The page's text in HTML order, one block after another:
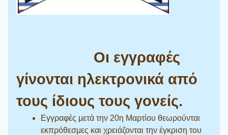
Οι εγγραφές
γίνονται ηλεκτρονικά από
τους ίδιους τους γονείς.
Εγγραφές μετά την 20η Μαρτίου θεωρούνται
εκπρόθεσμες και χρειάζονται την έγκριση του